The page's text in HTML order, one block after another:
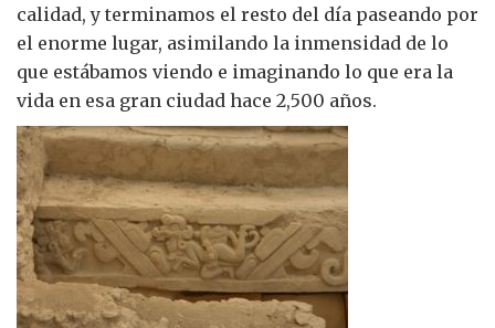
calidad, y terminamos el resto del día paseando por
el enorme lugar, asimilando la inmensidad de lo
que estábamos viendo e imaginando lo que era la
vida en esa gran ciudad hace 2,500 años.